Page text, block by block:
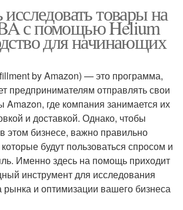
товары на
с помощью Helium
для начинающих
by Amazon) — это программа,
предпринимателям отправлять свои
Amazon, где компания занимается их
и доставкой. Однако, чтобы
этом бизнесе, важно правильно
будут пользоваться спросом и
Именно здесь на помощь приходит
инструмент для исследования
рынка и оптимизации вашего бизнеса